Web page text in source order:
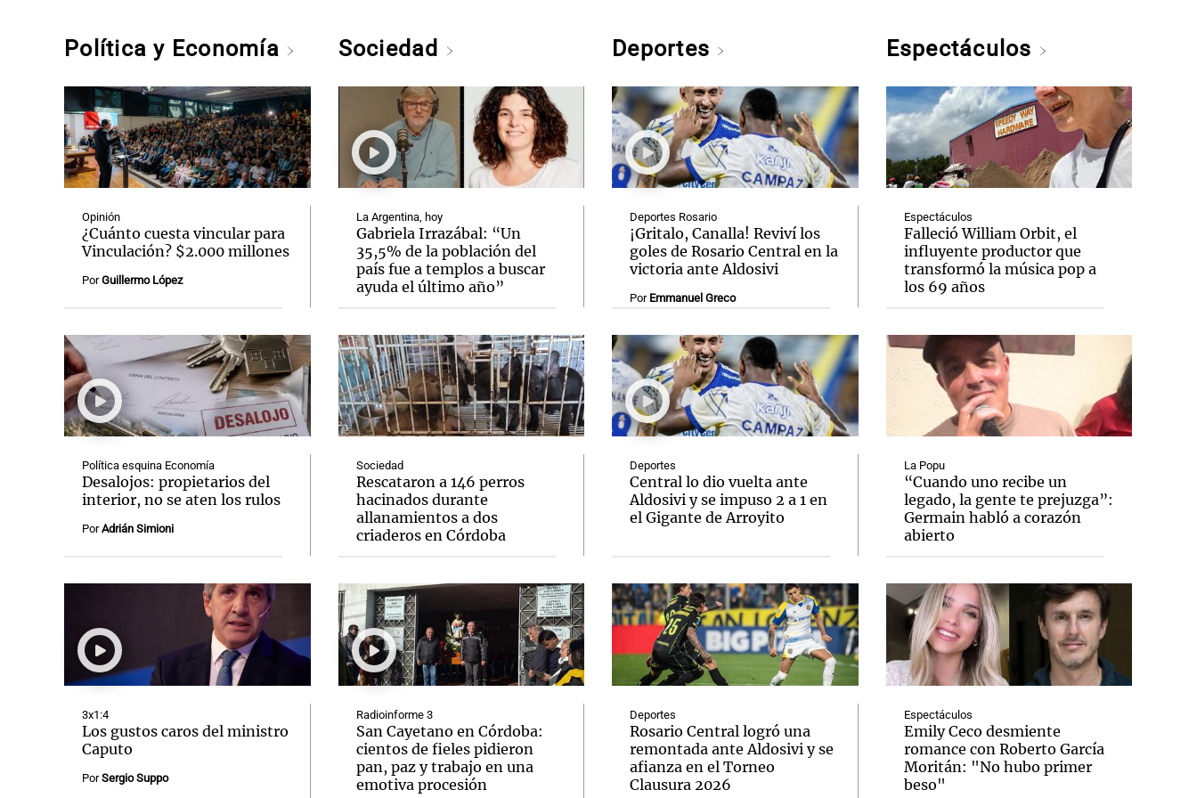
Política y Economía
Opinión
¿Cuánto cuesta vincular para
Vinculación? $2.000 millones
PorGuillermo López
Política esquina Economía
Desalojos: propietarios del
interior, no se aten los rulos
PorAdrián Simioni
3x1:4
Los gustos caros del ministro
Caputo
PorSergio Suppo
Sociedad
La Argentina, hoy
Gabriela Irrazábal: “Un
35,5% de la población del
país fue a templos a buscar
ayuda el último año”
Sociedad
Rescataron a 146 perros
hacinados durante
allanamientos a dos
criaderos en Córdoba
Radioinforme 3
San Cayetano en Córdoba:
cientos de fieles pidieron
pan, paz y trabajo en una
emotiva procesión
Deportes
Deportes Rosario
¡Gritalo, Canalla! Reviví los
goles de Rosario Central en la
victoria ante Aldosivi
Por Emmanuel Greco
Deportes
Central lo dio vuelta ante
Aldosivi y se impuso 2 a 1 en
el Gigante de Arroyito
Deportes
Rosario Central logró una
remontada ante Aldosivi y se
afianza en el Torneo
Clausura 2026
Espectáculos
Espectáculos
Falleció William Orbit, el
influyente productor que
transformó la música pop a
los 69 años
La Popu
“Cuando uno recibe un
legado, la gente te prejuzga”:
Germain habló a corazón
abierto
Espectáculos
Emily Ceco desmiente
romance con Roberto García
Moritán: "No hubo primer
beso"
Notas
El huracán de Arequito
Notas
Cadena 3 en Groenlandia
Notas